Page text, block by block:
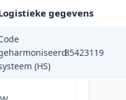
gegevens
(HS)
85423119